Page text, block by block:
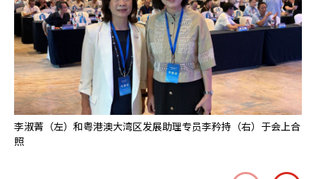
李淑菁（左）和粤港澳大湾区发展助理专员李矜持（右）于会上合
照